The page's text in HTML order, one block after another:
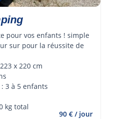
pour vos enfants ! simple
sur pour la réussite de
x 220 cm
3 à 5 enfants
kg total
90 € / jour